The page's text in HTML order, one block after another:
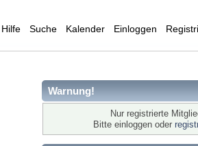
Hilfe Suche Kalender Einloggen
Warnung!
Nur registrierte
Bitte einloggen oder